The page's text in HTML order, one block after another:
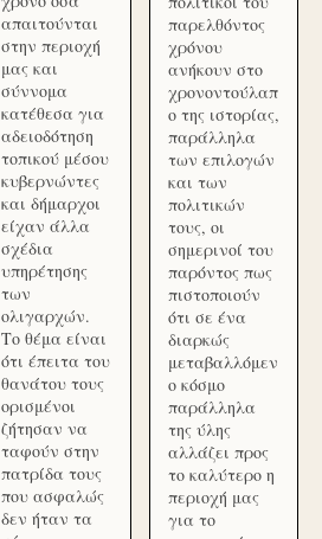
απαιτούνται
στην περιοχή
μας και
σύννομα
κατέθεσα για
αδειοδότηση
τοπικού μέσου
κυβερνώντες
και δήμαρχοι
είχαν άλλα
σχέδια
υπηρέτησης
των
ολιγαρχών.
Το θέμα είναι
ότι έπειτα του
θανάτου τους
ορισμένοι
ζήτησαν να
ταφούν στην
πατρίδα τους
που ασφαλώς
δεν ήταν τα
παρελθόντος
χρόνου
ανήκουν στο
χρονοντούλαπ
ο της ιστορίας,
παράλληλα
των επιλογών
και των
πολιτικών
τους, οι
σημερινοί του
παρόντος πως
πιστοποιούν
ότι σε ένα
διαρκώς
μεταβαλλόμεν
ο κόσμο
παράλληλα
της ύλης
αλλάζει προς
το καλύτερο η
περιοχή μας
για το